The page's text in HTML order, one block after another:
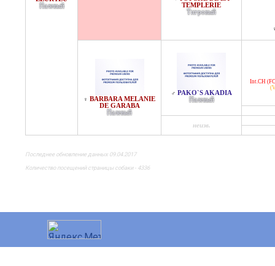
Палевый
TEMPLERIE
Тигровый
♀ BARBARA MELANIE
DE GARABA
Палевый
♂ PAKO`S AKADIA
Палевый
Int.CH
неизв.
Последнее обновление данных 09.04.2017
Количество посещений страницы собаки - 4336